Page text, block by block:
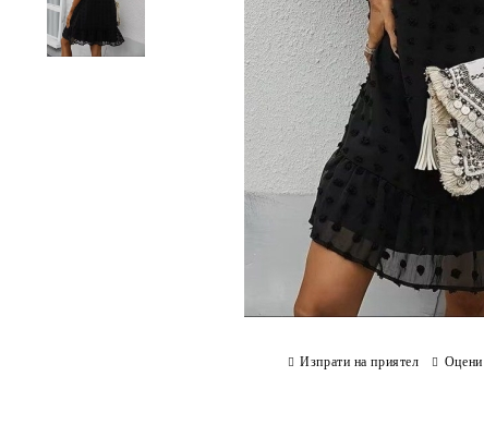
Изпрати на приятел Оцени